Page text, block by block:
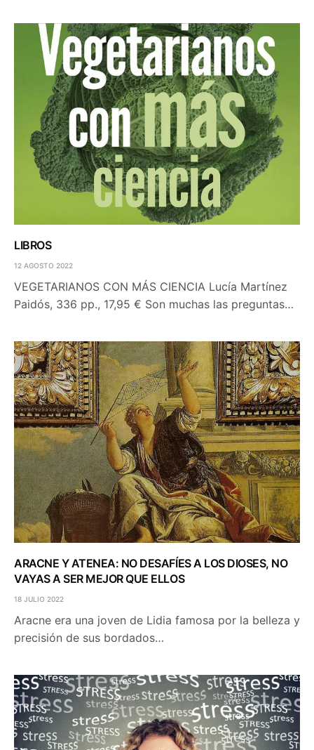
LIBROS
12 AGOSTO 2022
VEGETARIANOS CON MÁS CIENCIA Lucía Martínez
Paidós, 336 pp., 17,95 € Son muchas las preguntas…
ARACNE Y ATENEA: NO DESAFÍES A LOS DIOSES, NO
VAYAS A SER MEJOR QUE ELLOS
18 JULIO 2022
Aracne era una joven de Lidia famosa por la belleza y
precisión de sus bordados…